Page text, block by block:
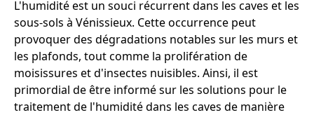
L'humidité est un souci récurrent dans les caves et les
sous-sols à Vénissieux. Cette occurrence peut
provoquer des dégradations notables sur les murs et
les plafonds, tout comme la prolifération de
moisissures et d'insectes nuisibles. Ainsi, il est
primordial de être informé sur les solutions pour le
traitement de l'humidité dans les caves de manière